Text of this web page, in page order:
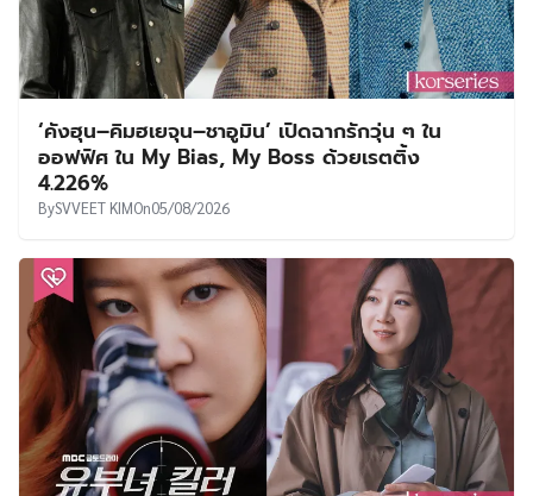
‘คังฮุน–คิมฮเยจุน–ชาอูมิน’ เปิดฉากรักวุ่น ๆ ใน
ออฟฟิศ ใน My Bias, My Boss ด้วยเรตติ้ง
4.226%
BySVVEET KIMOn05/08/2026